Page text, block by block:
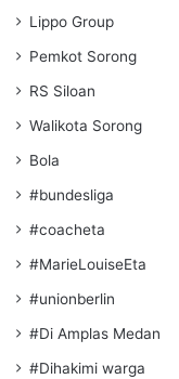
Lippo Group
Pemkot Sorong
RS Siloan
Walikota Sorong
Bola
#bundesliga
#coacheta
#MarieLouiseEta
#unionberlin
#Di Amplas Medan
#Dihakimi warga